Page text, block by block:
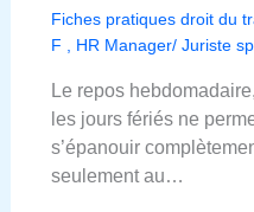
Fiches pratiques droit du
F , HR Manager/ Juriste
Le repos
les jours fériés ne
s’épanouir
seulement au…